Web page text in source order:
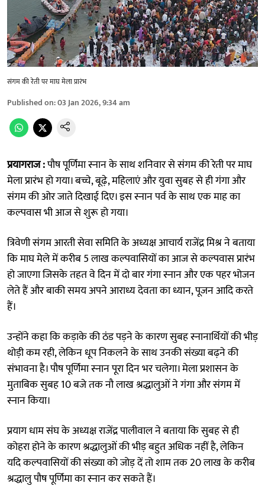
संगम की रेती पर माघ मेला प्रारंभ
Published on:03 Jan 2026, 9:34 am
प्रयागराज :पौष पूर्णिमा स्नान के साथ शनिवार से संगम की रेती पर माघ
मेला प्रारंभ हो गया। बच्चे, बूढ़े, महिलाएं और युवा सुबह से ही गंगा और
संगम की ओर जाते दिखाई दिए। इस स्नान पर्व के साथ एक माह का
कल्पवास भी आज से शुरू हो गया।
त्रिवेणी संगम आरती सेवा समिति के अध्यक्ष आचार्य राजेंद्र मिश्र ने बताया
कि माघ मेले में करीब 5 लाख कल्पवासियों का आज से कल्पवास प्रारंभ
हो जाएगा जिसके तहत वे दिन में दो बार गंगा स्नान और एक पहर भोजन
लेते हैं और बाकी समय अपने आराध्य देवता का ध्यान, पूजन आदि करते
हैं।
उन्होंने कहा कि कड़ाके की ठंड पड़ने के कारण सुबह स्नानार्थियों की भीड़
थोड़ी कम रही, लेकिन धूप निकलने के साथ उनकी संख्या बढ़ने की
संभावना है। पौष पूर्णिमा स्नान पूरा दिन भर चलेगा। मेला प्रशासन के
मुताबिक सुबह 10 बजे तक नौ लाख श्रद्धालुओं ने गंगा और संगम में
स्नान किया।
प्रयाग धाम संघ के अध्यक्ष राजेंद्र पालीवाल ने बताया कि सुबह से ही
कोहरा होने के कारण श्रद्धालुओं की भीड़ बहुत अधिक नहीं है, लेकिन
यदि कल्पवासियों की संख्या को जोड़ दें तो शाम तक 20 लाख के करीब
श्रद्धालु पौष पूर्णिमा का स्नान कर सकते हैं।